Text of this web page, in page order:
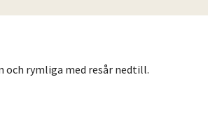
och rymliga med resår nedtill.